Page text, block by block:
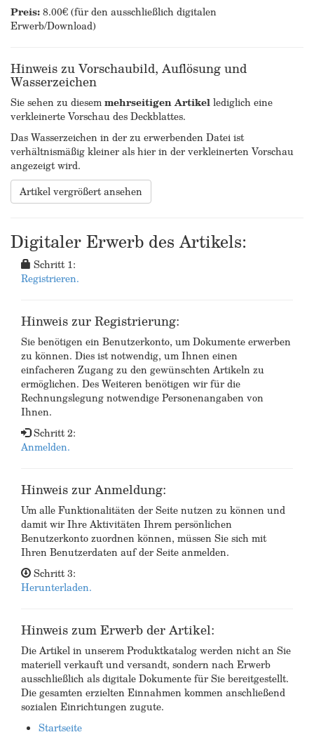
Preis:8.00€ (für den ausschließlich digitalen
Erwerb/Download)
Hinweis zu Vorschaubild, Auflösung und
Wasserzeichen
Sie sehen zu diesemmehrseitigen Artikellediglich eine
verkleinerte Vorschau des Deckblattes.
Das Wasserzeichen in der zu erwerbenden Datei ist
verhältnismäßig kleiner als hier in der verkleinerten Vorschau
angezeigt wird.
Artikel vergrößert ansehen
Digitaler Erwerb des Artikels:
Schritt 1:
Registrieren.
Hinweis zur Registrierung:
Sie benötigen ein Benutzerkonto, um Dokumente erwerben
zu können. Dies ist notwendig, um Ihnen einen
einfacheren Zugang zu den gewünschten Artikeln zu
ermöglichen. Des Weiteren benötigen wir für die
Rechnungslegung notwendige Personenangaben von
Ihnen.
Schritt 2:
Anmelden.
Hinweis zur Anmeldung:
Um alle Funktionalitäten der Seite nutzen zu können und
damit wir Ihre Aktivitäten Ihrem persönlichen
Benutzerkonto zuordnen können, müssen Sie sich mit
Ihren Benutzerdaten auf der Seite anmelden.
Schritt 3:
Herunterladen.
Hinweis zum Erwerb der Artikel:
Die Artikel in unserem Produktkatalog werden nicht an Sie
materiell verkauft und versandt, sondern nach Erwerb
ausschließlich als digitale Dokumente für Sie bereitgestellt.
Die gesamten erzielten Einnahmen kommen anschließend
sozialen Einrichtungen zugute.
Startseite